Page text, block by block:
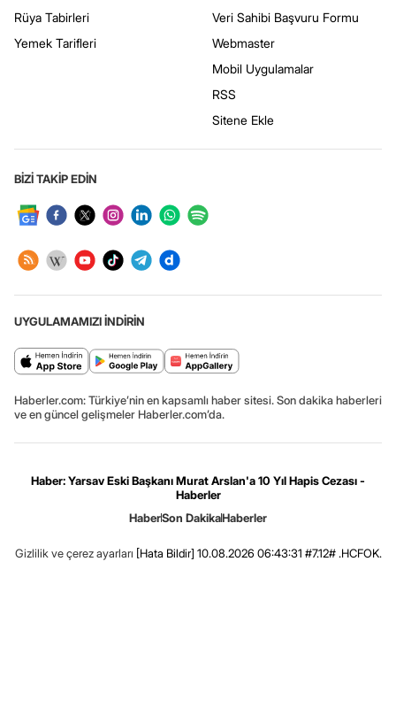
Rüya Tabirleri
Yemek Tarifleri
Veri Sahibi Başvuru Formu
Webmaster
Mobil Uygulamalar
RSS
Sitene Ekle
BİZİ TAKİP EDİN
UYGULAMAMIZI İNDİRİN
Haberler.com: Türkiye’nin en kapsamlı haber sitesi. Son dakika haberleri
ve en güncel gelişmeler Haberler.com’da.
Haber: Yarsav Eski Başkanı Murat Arslan'a 10 Yıl Hapis Cezası -
Haberler
HaberSon DakikaHaberler
Gizlilik ve çerez ayarları [Hata Bildir] 10.08.2026 06:43:31 #7.12# .HCFOK.